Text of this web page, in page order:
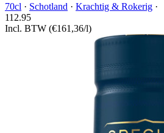
70cl · Schotland · Krachtig & Rokerig ·
112.95
Incl. BTW (€161,36/l)